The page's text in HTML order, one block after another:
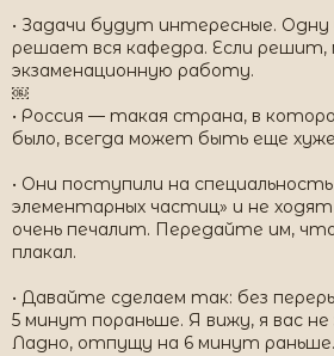
• Задачи будут интересные. Одну
решает вся кафедра. Если решит,
экзаменационную работу.
￼
• Россия — такая страна, в
было, всегда может быть еще
• Они поступили на
элементарных частиц» и не
очень печалит. Передайте им,
плакал.
• Давайте сделаем так: без
5 минут пораньше. Я вижу, я вас
Ладно, отпущу на 6 минут раньше.